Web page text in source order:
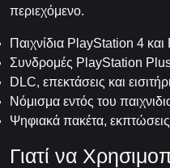
περιεχόμενο.
Παιχνίδια PlayStation 4
Συνδρομές PlayStation
DLC, επεκτάσεις και
Νόμισμα εντός του
Ψηφιακά πακέτα,
Γιατί να